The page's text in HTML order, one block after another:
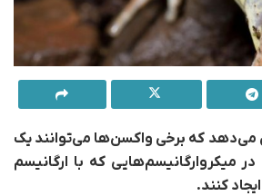
می‌دهد که برخی واکسن‌ها می‌توانند یک
میکروارگانیسم‌هایی که با ارگانیسم
کنند.